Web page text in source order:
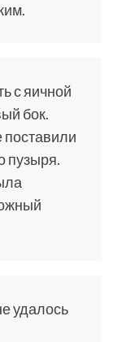
с яичной
бок.
поставили
пузыря.
удалось